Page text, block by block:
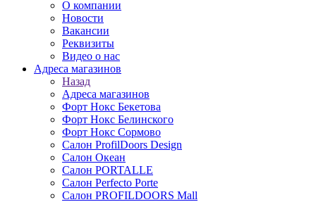
О компании
Новости
Вакансии
Реквизиты
Видео о нас
Адреса магазинов
Назад
Адреса магазинов
Форт Нокс Бекетова
Форт Нокс Белинского
Форт Нокс Сормово
Салон ProfilDoors Design
Салон Океан
Салон PORTALLE
Салон Perfecto Portе
Салон PROFILDOORS Mall